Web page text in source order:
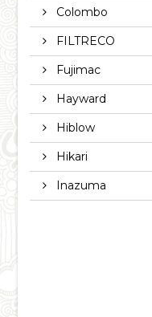
Colombo
FILTRECO
Fujimac
Hayward
Hiblow
Hikari
Inazuma